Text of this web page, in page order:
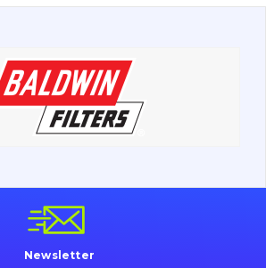
Newsletter